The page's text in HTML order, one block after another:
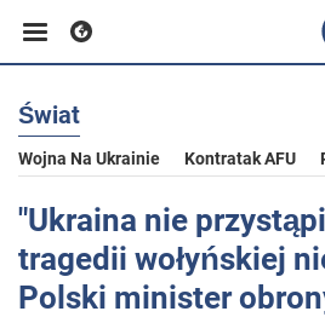
Biznes
Sport
Rozrywka
Świat
Wojna Na Ukrainie Kontratak AFU
"Ukraina nie
tragedii wołyńskiej
Polski minister